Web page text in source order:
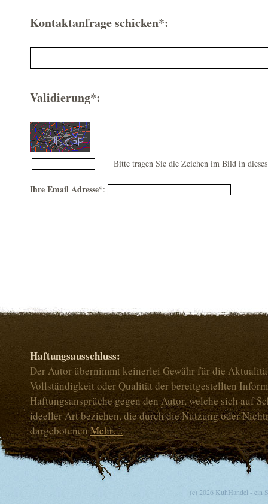
Kontaktanfrage schicken*:
Validierung*:
Bitte tragen Sie die Zeichen im Bild in
Ihre Email Adresse*:
Haftungsausschluss:
Der Autor übernimmt keinerlei Gewähr für die
Vollständigkeit oder Qualität der bereitgestellten
Haftungsansprüche gegen den Autor, welche sich auf
ideeller Art beziehen, die durch die Nutzung oder
dargebotenenMehr…
(c) 2026 KuhHandel - ein